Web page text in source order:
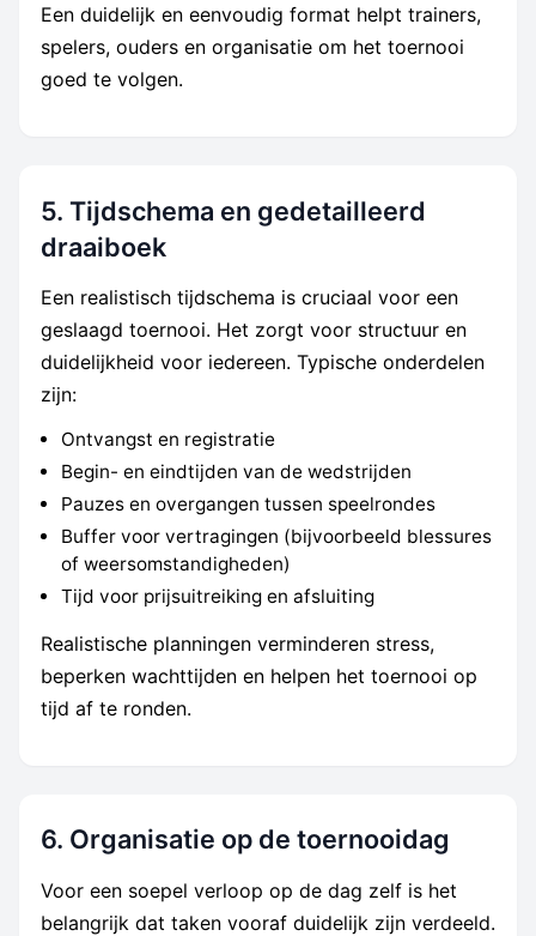
Een duidelijk en eenvoudig format helpt trainers,
spelers, ouders en organisatie om het toernooi
goed te volgen.
5. Tijdschema en gedetailleerd
draaiboek
Een realistisch tijdschema is cruciaal voor een
geslaagd toernooi. Het zorgt voor structuur en
duidelijkheid voor iedereen. Typische onderdelen
zijn:
Ontvangst en registratie
Begin- en eindtijden van de wedstrijden
Pauzes en overgangen tussen speelrondes
Buffer voor vertragingen (bijvoorbeeld blessures
of weersomstandigheden)
Tijd voor prijsuitreiking en afsluiting
Realistische planningen verminderen stress,
beperken wachttijden en helpen het toernooi op
tijd af te ronden.
6. Organisatie op de toernooidag
Voor een soepel verloop op de dag zelf is het
belangrijk dat taken vooraf duidelijk zijn verdeeld.